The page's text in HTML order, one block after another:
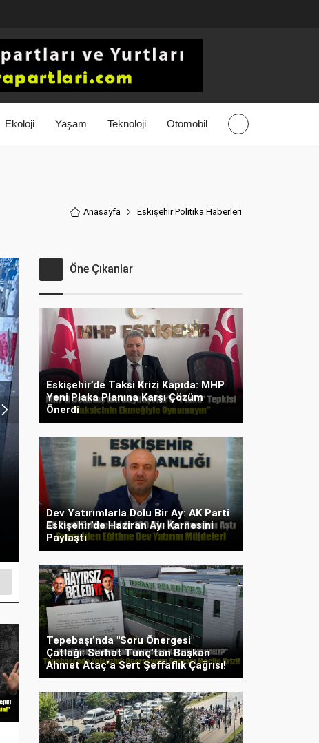
Ekoloji Yaşam Teknoloji Otomobil
Anasayfa Eskişehir Politika Haberleri
İYİ Partili Ulucan’dan
Alınan Bedeller Ne
Öne Çıkanlar
Eskişehir’de Taksi Krizi Kapıda: MHP
Yeni Plaka Planına Karşı Çözüm
Önerdi
Dev Yatırımlarla Dolu Bir Ay: AK Parti
Eskişehir’de Haziran Ayı Karnesini
Paylaştı
Tepebaşı’nda "Soru Önergesi"
Çatlağı: Serhat Tunç’tan Başkan
Ahmet Ataç’a Sert Şeffaflık Çağrısı!